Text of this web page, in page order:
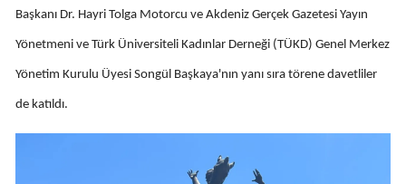
Başkanı Dr. Hayri Tolga Motorcu ve Akdeniz Gerçek Gazetesi Yayın
Yönetmeni ve Türk Üniversiteli Kadınlar Derneği (TÜKD) Genel Merkez
Yönetim Kurulu Üyesi Songül Başkaya'nın yanı sıra törene davetliler
de katıldı.